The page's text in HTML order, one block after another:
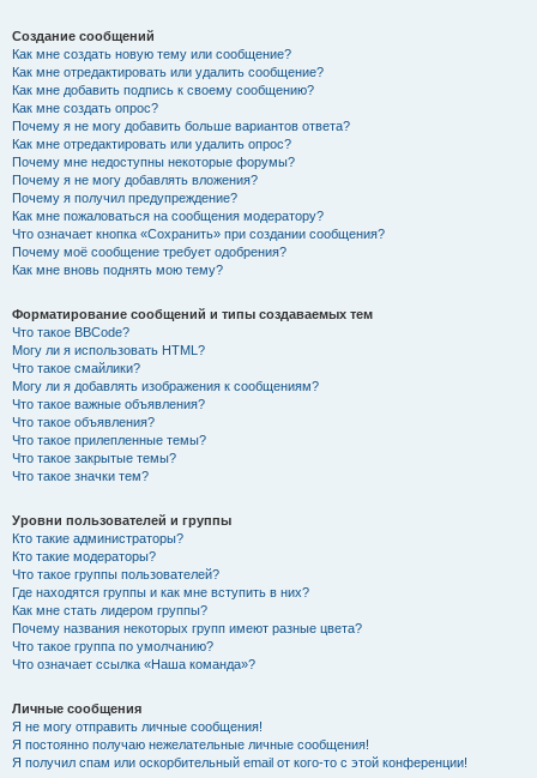
Создание сообщений
Как мне создать новую тему или сообщение?
Как мне отредактировать или удалить сообщение?
Как мне добавить подпись к своему сообщению?
Как мне создать опрос?
Почему я не могу добавить больше вариантов ответа?
Как мне отредактировать или удалить опрос?
Почему мне недоступны некоторые форумы?
Почему я не могу добавлять вложения?
Почему я получил предупреждение?
Как мне пожаловаться на сообщения модератору?
Что означает кнопка «Сохранить» при создании сообщения?
Почему моё сообщение требует одобрения?
Как мне вновь поднять мою тему?
Форматирование сообщений и типы создаваемых тем
Что такое BBCode?
Могу ли я использовать HTML?
Что такое смайлики?
Могу ли я добавлять изображения к сообщениям?
Что такое важные объявления?
Что такое объявления?
Что такое прилепленные темы?
Что такое закрытые темы?
Что такое значки тем?
Уровни пользователей и группы
Кто такие администраторы?
Кто такие модераторы?
Что такое группы пользователей?
Где находятся группы и как мне вступить в них?
Как мне стать лидером группы?
Почему названия некоторых групп имеют разные цвета?
Что такое группа по умолчанию?
Что означает ссылка «Наша команда»?
Личные сообщения
Я не могу отправить личные сообщения!
Я постоянно получаю нежелательные личные сообщения!
Я получил спам или оскорбительный email от кого-то с этой конференции!